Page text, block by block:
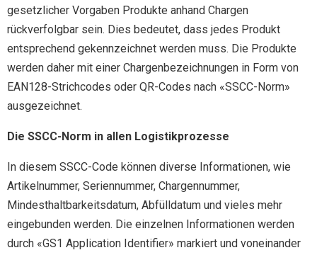
gesetzlicher Vorgaben Produkte anhand Chargen
rückverfolgbar sein. Dies bedeutet, dass jedes Produkt
entsprechend gekennzeichnet werden muss. Die Produkte
werden daher mit einer Chargenbezeichnungen in Form von
EAN128-Strichcodes oder QR-Codes nach «SSCC-Norm»
ausgezeichnet.
Die SSCC-Norm in allen Logistikprozesse
In diesem SSCC-Code können diverse Informationen, wie
Artikelnummer, Seriennummer, Chargennummer,
Mindesthaltbarkeitsdatum, Abfülldatum und vieles mehr
eingebunden werden. Die einzelnen Informationen werden
durch «GS1 Application Identifier» markiert und voneinander